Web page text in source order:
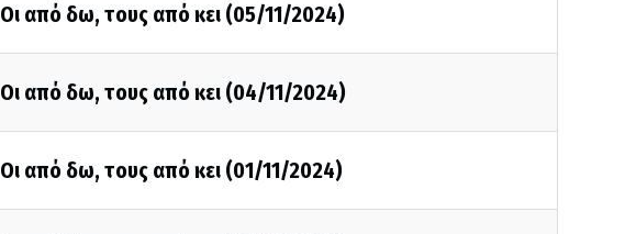
Οι από δω, τους από κει (05/11/2024)
Οι από δω, τους από κει (04/11/2024)
Οι από δω, τους από κει (01/11/2024)